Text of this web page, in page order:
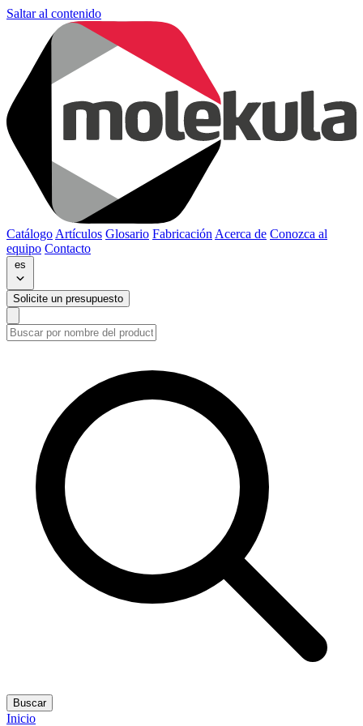
Saltar al contenido
Catálogo Artículos Glosario Fabricación Acerca de Conozca al
equipo Contacto
es
Solicite un presupuesto
Buscar
Inicio